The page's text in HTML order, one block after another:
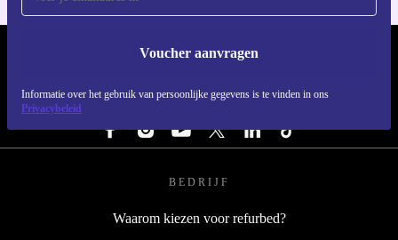
Voucher aanvragen
Informatie over het gebruik van persoonlijke gegevens is te vinden in ons
Privacybeleid
REFURBED NEDERLAND - RETHINK NEW.
VOLG ONS
BEDRIJF
Waarom kiezen voor refurbed?